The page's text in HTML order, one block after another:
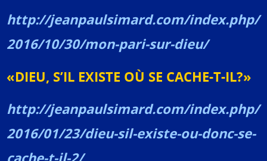
http://jeanpaulsimard.com/index.php/
2016/10/30/mon-pari-sur-dieu/
«DIEU, S’IL EXISTE OÙ SE CACHE-T-IL?»
http://jeanpaulsimard.com/index.php/
2016/01/23/dieu-sil-existe-ou-donc-se-